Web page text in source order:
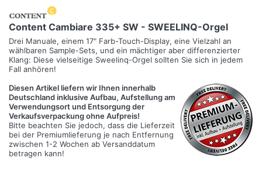
Content Cambiare 335+ SW - SWEELINQ-Orgel
Drei Manuale, einem 17" Farb-Touch-Display, eine Vielzahl an
wählbaren Sample-Sets, und ein mächtiger aber differenzierter
Klang: Diese vielseitige Sweelinq-Orgel sollten Sie sich in jedem
Fall anhören!
Diesen Artikel liefern wir Ihnen innerhalb
Deutschland inklusive Aufbau, Aufstellung am
Verwendungsort und Entsorgung der
Verkaufsverpackung ohne Aufpreis!
Bitte beachten Sie jedoch, dass die Lieferzeit
bei der Premiumlieferung je nach Entfernung
zwischen 1-2 Wochen ab Versanddatum
betragen kann!